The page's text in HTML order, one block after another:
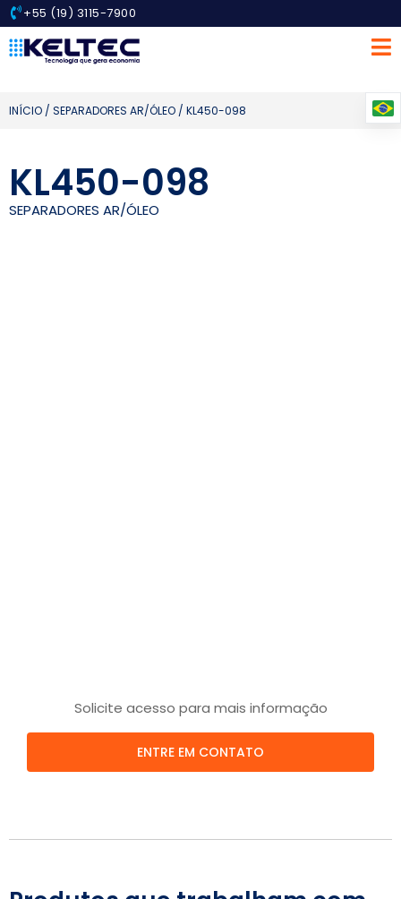
+55 (19) 3115-7900
INÍCIO / SEPARADORES AR/ÓLEO / KL450-098
KL450-098
SEPARADORES AR/ÓLEO
Solicite acesso para mais informação
ENTRE EM CONTATO